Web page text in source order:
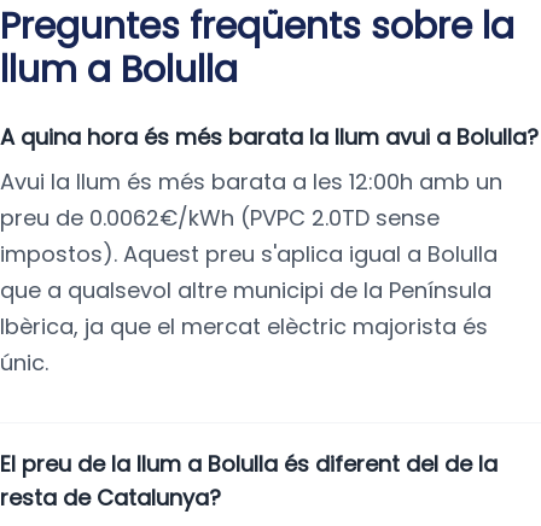
Preguntes freqüents sobre la
llum a Bolulla
A quina hora és més barata la llum avui a Bolulla?
Avui la llum és més barata a les 12:00h amb un
preu de 0.0062€/kWh (PVPC 2.0TD sense
impostos). Aquest preu s'aplica igual a Bolulla
que a qualsevol altre municipi de la Península
Ibèrica, ja que el mercat elèctric majorista és
únic.
El preu de la llum a Bolulla és diferent del de la
resta de Catalunya?